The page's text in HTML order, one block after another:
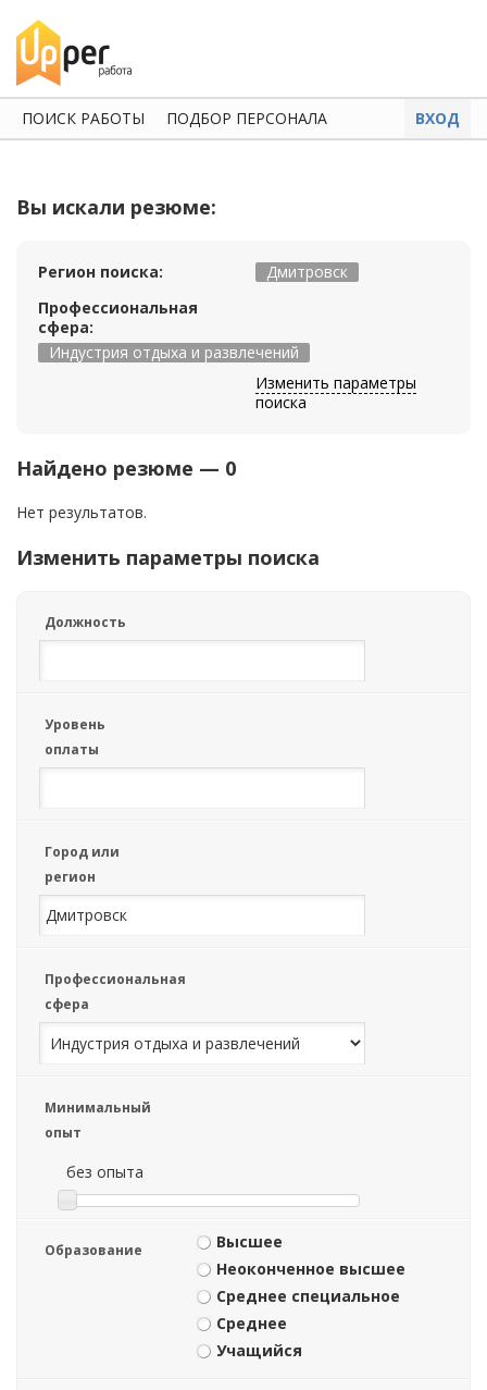
ПОИСК РАБОТЫ ПОДБОР ПЕРСОНАЛА ВХОД
Вы искали резюме:
Регион поиска:
Дмитровск
Профессиональная
сфера:
Индустрия отдыха и развлечений
Изменить параметры
поиска
Найдено резюме — 0
Нет результатов.
Изменить параметры поиска
Должность
Уровень
оплаты
Город или
регион
Профессиональная
сфера
Минимальный
опыт
без опыта
Образование
Высшее
Неоконченное высшее
Среднее специальное
Среднее
Учащийся